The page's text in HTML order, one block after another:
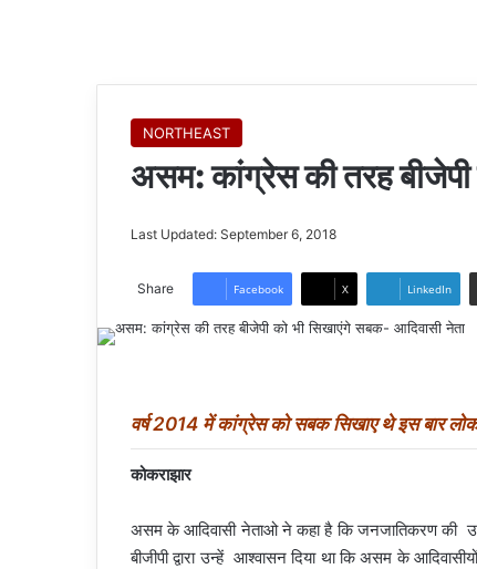
NORTHEAST
असम: कांग्रेस की तरह
Last Updated: September 6, 2018
Share Facebook X LinkedIn
वर्ष 2014 में कांग्रेस को सबक सिखाए थे इस बार
कोकराझार
असम के आदिवासी नेताओ ने कहा है कि जनजातिकरण की
बीजीपी द्वारा उन्हें आश्वासन दिया था कि असम के